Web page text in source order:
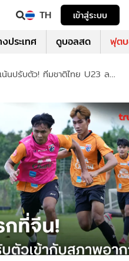
TH เข้าสู่ระบบ
ประเทศ ดูบอลสด ฟุต
เน้นปรับตัว! ทีมชาติไทย U23 ลง